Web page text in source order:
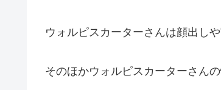
ウォルピスカーターさんは顔出し
そのほかウォルピスカーターさん